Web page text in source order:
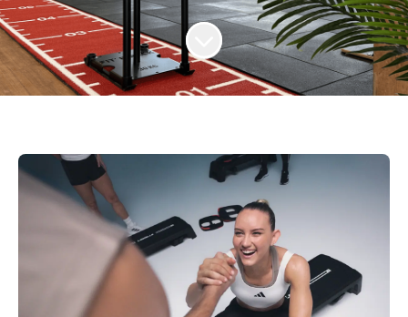
Faire défiler jusqu'au contenu